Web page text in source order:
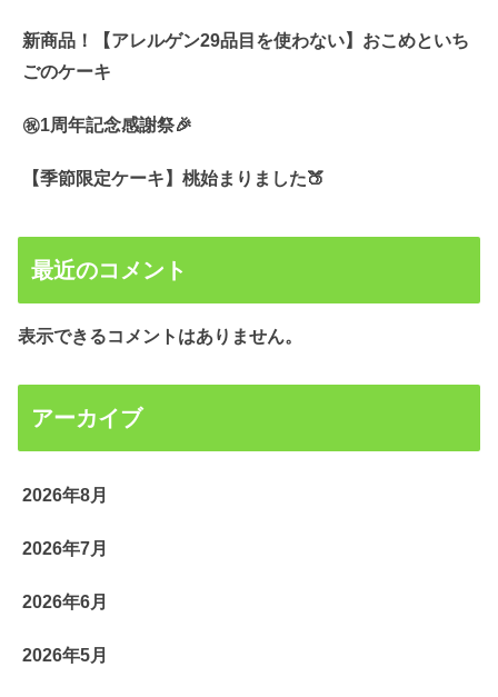
新商品！【アレルゲン29品目を使わない】おこめといち
ごのケーキ
㊗️1周年記念感謝祭🎉
【季節限定ケーキ】桃始まりました🍑
最近のコメント
表示できるコメントはありません。
アーカイブ
2026年8月
2026年7月
2026年6月
2026年5月